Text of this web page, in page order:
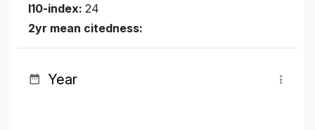
I10-index: 24
2yr mean citedness:
Year